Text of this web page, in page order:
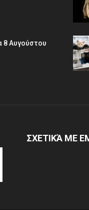
8 Αυγούστου
ΣΧΕΤΙΚΆ ΜΕ